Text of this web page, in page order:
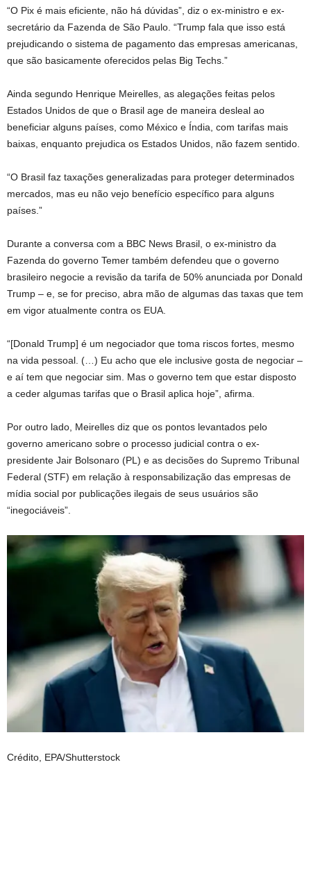
“O Pix é mais eficiente, não há dúvidas”, diz o ex-ministro e ex-
secretário da Fazenda de São Paulo. “Trump fala que isso está
prejudicando o sistema de pagamento das empresas americanas,
que são basicamente oferecidos pelas Big Techs.”
Ainda segundo Henrique Meirelles, as alegações feitas pelos
Estados Unidos de que o Brasil age de maneira desleal ao
beneficiar alguns países, como México e Índia, com tarifas mais
baixas, enquanto prejudica os Estados Unidos, não fazem sentido.
“O Brasil faz taxações generalizadas para proteger determinados
mercados, mas eu não vejo benefício específico para alguns
países.”
Durante a conversa com a BBC News Brasil, o ex-ministro da
Fazenda do governo Temer também defendeu que o governo
brasileiro negocie a revisão da tarifa de 50% anunciada por Donald
Trump – e, se for preciso, abra mão de algumas das taxas que tem
em vigor atualmente contra os EUA.
“[Donald Trump] é um negociador que toma riscos fortes, mesmo
na vida pessoal. (…) Eu acho que ele inclusive gosta de negociar –
e aí tem que negociar sim. Mas o governo tem que estar disposto
a ceder algumas tarifas que o Brasil aplica hoje”, afirma.
Por outro lado, Meirelles diz que os pontos levantados pelo
governo americano sobre o processo judicial contra o ex-
presidente Jair Bolsonaro (PL) e as decisões do Supremo Tribunal
Federal (STF) em relação à responsabilização das empresas de
mídia social por publicações ilegais de seus usuários são
“inegociáveis”.
Crédito, EPA/Shutterstock